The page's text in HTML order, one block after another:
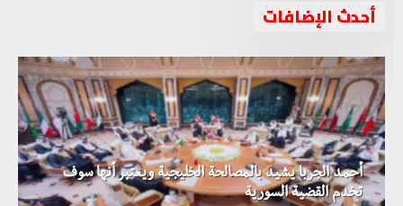
أحدث الإضافات
أحمد الجربا يشيد بالمصالحة الخليجية ويعتبر أنها سوف
تخدم القضية السورية